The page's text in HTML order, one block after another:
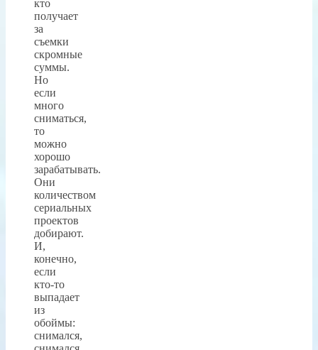
кто
получает
за
съемки
скромные
суммы.
Но
если
много
сниматься,
то
можно
хорошо
зарабатывать.
Они
количеством
сериальных
проектов
добирают.
И,
конечно,
если
кто-то
выпадает
из
обоймы:
снимался,